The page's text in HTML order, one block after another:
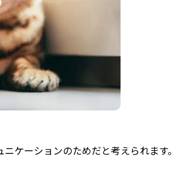
ケーションのためだと考えられます。